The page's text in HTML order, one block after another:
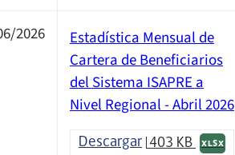
2026
Estadística Mensual de
Cartera de Beneficiarios
del Sistema ISAPRE a
Nivel Regional - Abril 2026
Descargar 403 KB XLSX